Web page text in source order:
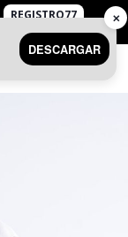
REGISTRO77
DESCARGAR
✕